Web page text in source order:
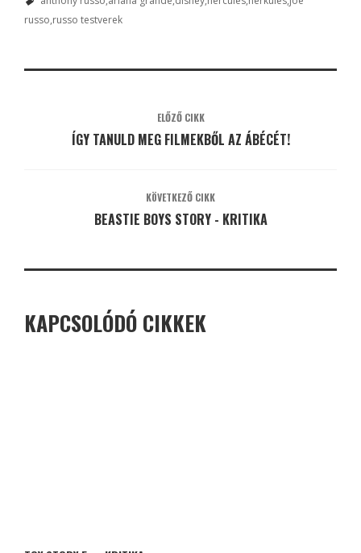
russo russo testverek
ELŐZŐ CIKK
ÍGY TANULD MEG FILMEKBŐL AZ ÁBÉCÉT!
KÖVETKEZŐ CIKK
BEASTIE BOYS STORY - KRITIKA
KAPCSOLÓDÓ CIKKEK